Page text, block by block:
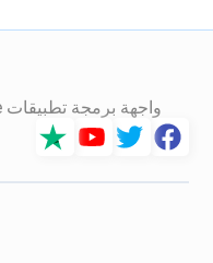
واجهة برمجة تطبيقات B2B Lead & Email Intelligence